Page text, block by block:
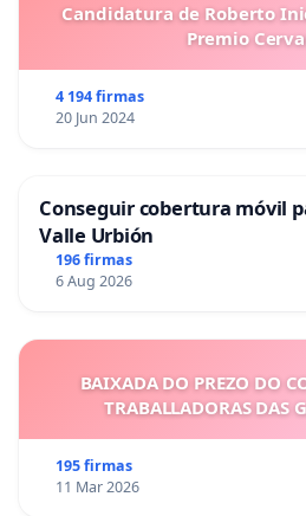
Candidatura de Roberto
Premio
4 194 firmas
20 Jun 2024
Conseguir cobertura móvil
Valle Urbión
196 firmas
6 Aug 2026
BAIXADA DO PREZO DO
TRABALLADORAS DAS
195 firmas
11 Mar 2026